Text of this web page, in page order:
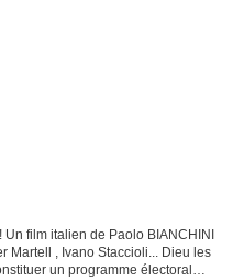
film italien de Paolo BIANCHINI
Martell , Ivano Staccioli... Dieu les
un programme électoral